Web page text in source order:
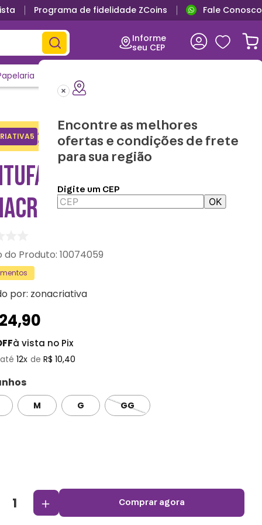
Programa de fidelidade ZCoins Fale Conosco
Informe
seu CEP
Encontre as melhores
ofertas e condições de frete
para sua região
Digite um CEP
OK
Adicione o cupom no carrinho e
ganhe desconto na 1a compra.
Copiar
NUVEM PANDA –
:10074059
por: zonacriativa
,90
à vista no Pix
12 R$ 10,40
M G GG
＋ comprar agora